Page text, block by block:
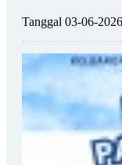
Tanggal 03-06-